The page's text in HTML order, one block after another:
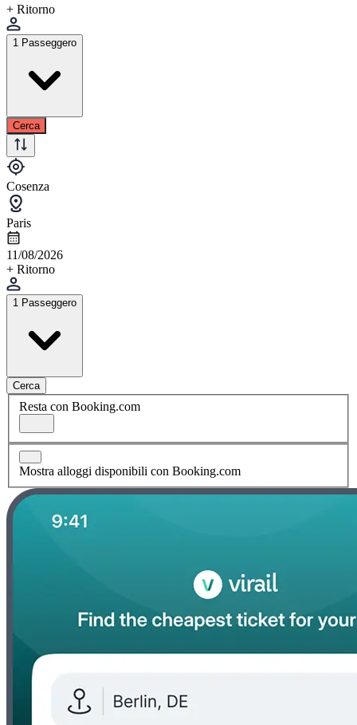
+ Ritorno
1 Passeggero
Cerca
Cosenza
Paris
11/08/2026
+ Ritorno
1 Passeggero
Cerca
Resta con Booking.com
Mostra alloggi disponibili con Booking.com